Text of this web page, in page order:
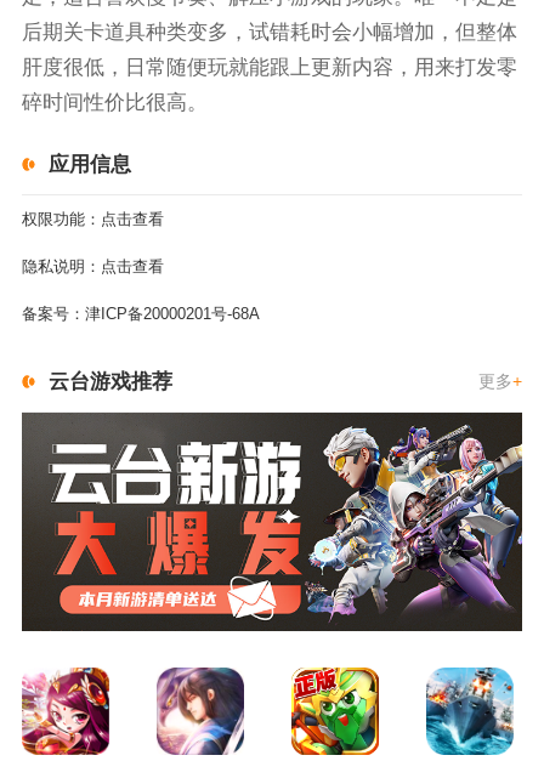
后期关卡道具种类变多，试错耗时会小幅增加，但整体
肝度很低，日常随便玩就能跟上更新内容，用来打发零
碎时间性价比很高。
应用信息
权限功能： 点击查看
隐私说明： 点击查看
备案号： 津ICP备20000201号-68A
云台游戏推荐 更多+